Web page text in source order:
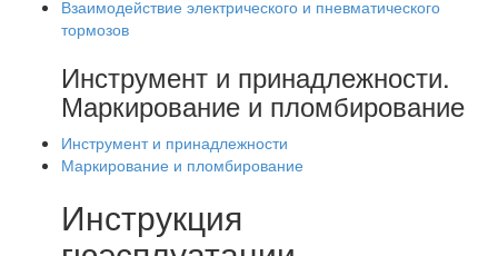
Взаимодействие электрического и пневматического
тормозов
Инструмент и принадлежности.
Маркирование и пломбирование
Инструмент и принадлежности
Маркирование и пломбирование
Инструкция